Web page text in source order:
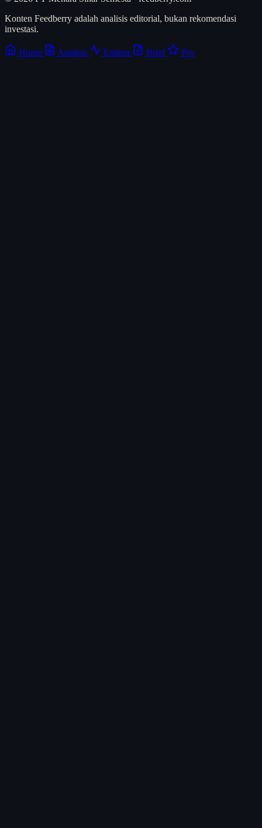
Konten Feedberry adalah analisis editorial, bukan rekomendasi
investasi.
Home Analisis Emiten Brief Pro